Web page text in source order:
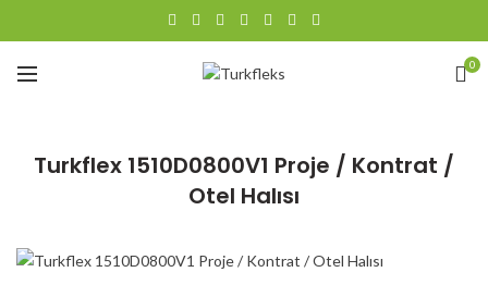
0
Turkflex 1510D0800V1 Proje / Kontrat /
Otel Halısı